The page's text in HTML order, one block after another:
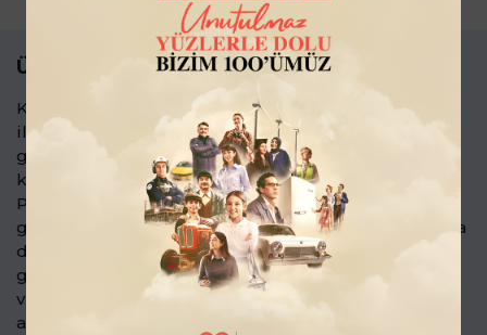
Ülkü Hür ile Kadın Girişimcilerin Yanındayız!
Kadın girişimcilerin ruhunu besleyebilecek en iyi
ilhamın yine başka bir kadın girişimciden
geleceğine inandık ve 8 Mart Dünya Kadınlar Günü
kapsamında Ülkü Hür ve Girişimci Kadınlar
Platformu ile birlikte “Markan Parlasın” eğitimini
gerçekleştirdik. Kadın girişimcileri eğitim odağında
destekleyen program ile rekabetçi ortamlarda
güçlü marka algısını oluşturmanın önemini
vurgularken, online ortamda tutkulu kadınların bir
araya gelmesini ve motivasyon kaynağı